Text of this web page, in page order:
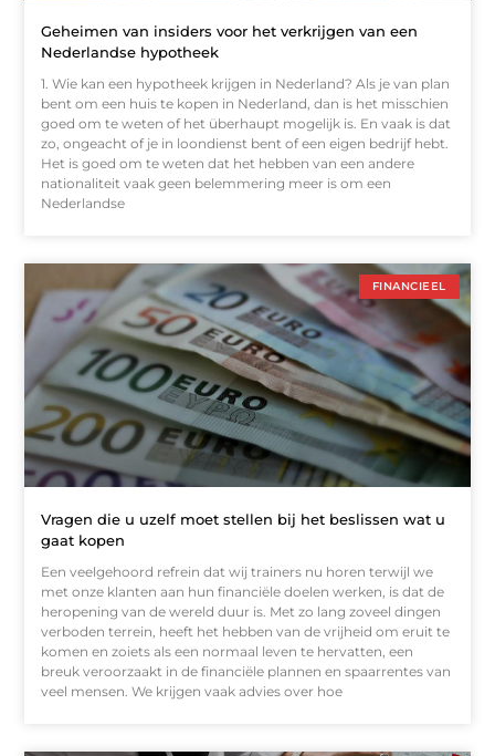
Geheimen van insiders voor het verkrijgen van een
Nederlandse hypotheek
1. Wie kan een hypotheek krijgen in Nederland? Als je van plan
bent om een huis te kopen in Nederland, dan is het misschien
goed om te weten of het überhaupt mogelijk is. En vaak is dat
zo, ongeacht of je in loondienst bent of een eigen bedrijf hebt.
Het is goed om te weten dat het hebben van een andere
nationaliteit vaak geen belemmering meer is om een
Nederlandse
FINANCIEEL
Vragen die u uzelf moet stellen bij het beslissen wat u
gaat kopen
Een veelgehoord refrein dat wij trainers nu horen terwijl we
met onze klanten aan hun financiële doelen werken, is dat de
heropening van de wereld duur is. Met zo lang zoveel dingen
verboden terrein, heeft het hebben van de vrijheid om eruit te
komen en zoiets als een normaal leven te hervatten, een
breuk veroorzaakt in de financiële plannen en spaarrentes van
veel mensen. We krijgen vaak advies over hoe